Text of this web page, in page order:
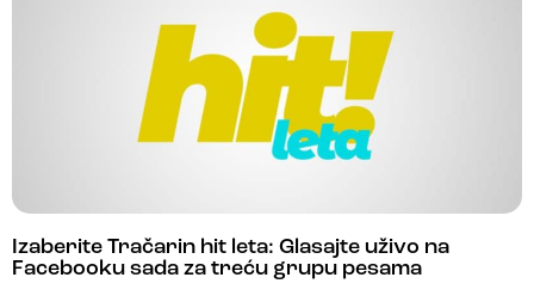
Izaberite Tračarin hit leta: Glasajte uživo na
Facebooku sada za treću grupu pesama